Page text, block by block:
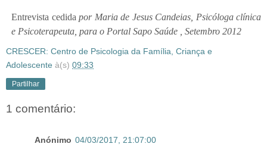
Entrevista cedidapor Maria de Jesus Candeias, Psicóloga clínica
e Psicoterapeuta, para o Portal Sapo Saúde , Setembro 2012
CRESCER: Centro de Psicologia da Família, Criança e
Adolescente à(s) 09:33
Partilhar
1 comentário:
Anónimo 04/03/2017, 21:07:00